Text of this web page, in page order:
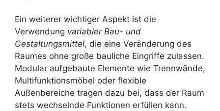
Ein weiterer wichtiger Aspekt ist die
Verwendung variabler Bau- und
Gestaltungsmittel, die eine Veränderung des
Raumes ohne große bauliche Eingriffe zulassen.
Modular aufgebaute Elemente wie Trennwände,
Multifunktionsmöbel oder flexible
Außenbereiche tragen dazu bei, dass der Raum
stets wechselnde Funktionen erfüllen kann.